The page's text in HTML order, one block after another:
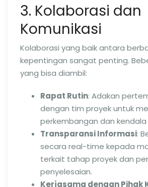
3. Kolaborasi dan
Komunikasi
Kolaborasi yang baik antara
kepentingan sangat penting.
yang bisa diambil:
Rapat Rutin: Adakan
dengan tim proyek untuk
perkembangan dan
Transparansi Informasi:
secara real-time kepada
terkait tahap proyek dan
penyelesaian.
Kerjasama dengan Pihak